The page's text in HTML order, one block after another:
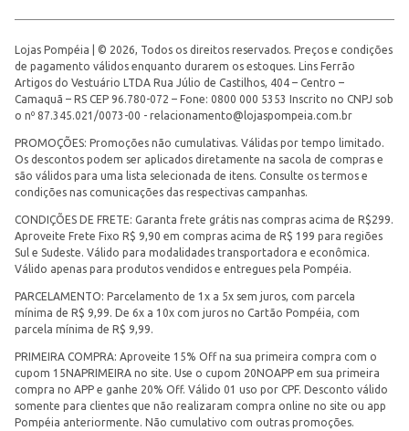
Lojas Pompéia | © 2026, Todos os direitos reservados. Preços e condições
de pagamento válidos enquanto durarem os estoques. Lins Ferrão
Artigos do Vestuário LTDA Rua Júlio de Castilhos, 404 – Centro –
Camaquã – RS CEP 96.780-072 – Fone: 0800 000 5353 Inscrito no CNPJ sob
o nº 87.345.021/0073-00 - relacionamento@lojaspompeia.com.br
PROMOÇÕES: Promoções não cumulativas. Válidas por tempo limitado.
Os descontos podem ser aplicados diretamente na sacola de compras e
são válidos para uma lista selecionada de itens. Consulte os termos e
condições nas comunicações das respectivas campanhas.
CONDIÇÕES DE FRETE: Garanta frete grátis nas compras acima de R$299.
Aproveite Frete Fixo R$ 9,90 em compras acima de R$ 199 para regiões
Sul e Sudeste. Válido para modalidades transportadora e econômica.
Válido apenas para produtos vendidos e entregues pela Pompéia.
PARCELAMENTO: Parcelamento de 1x a 5x sem juros, com parcela
mínima de R$ 9,99. De 6x a 10x com juros no Cartão Pompéia, com
parcela mínima de R$ 9,99.
PRIMEIRA COMPRA: Aproveite 15% Off na sua primeira compra com o
cupom 15NAPRIMEIRA no site. Use o cupom 20NOAPP em sua primeira
compra no APP e ganhe 20% Off. Válido 01 uso por CPF. Desconto válido
somente para clientes que não realizaram compra online no site ou app
Pompéia anteriormente. Não cumulativo com outras promoções.